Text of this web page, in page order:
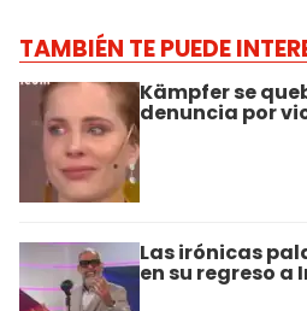
TAMBIÉN TE PUEDE
Kämpfer se
denuncia por
Las irónicas
en su regreso a